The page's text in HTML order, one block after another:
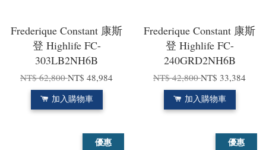
Frederique Constant 康斯
登 Highlife FC-
303LB2NH6B
NT$ 62,800NT$ 48,984
加入購物車
Frederique Constant 康斯
登 Highlife FC-
240GRD2NH6B
NT$ 42,800NT$ 33,384
加入購物車
優惠 優惠